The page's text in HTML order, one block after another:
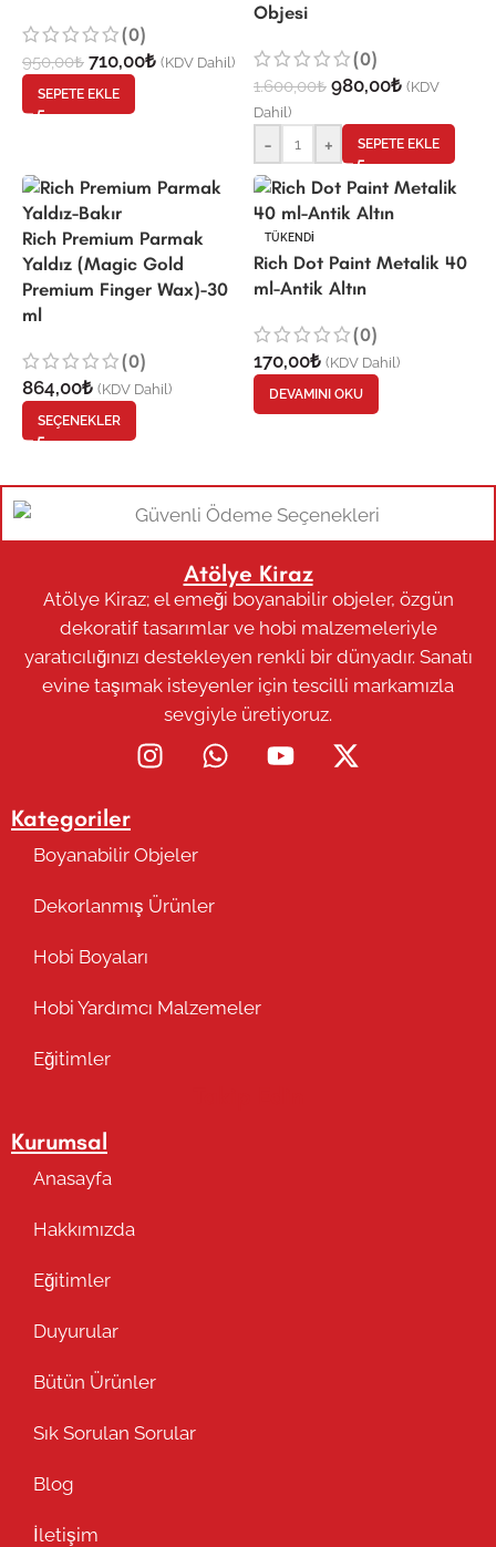
(0)
950,00₺ 710,00₺ (KDV Dahil)
SEPETE EKLE
Objesi
(0)
1.600,00₺ 980,00₺ (KDV
Dahil)
- + SEPETE EKLE
Rich Premium Parmak
Yaldız (Magic Gold
Premium Finger Wax)-30
ml
(0)
864,00₺ (KDV Dahil)
SEÇENEKLER
TÜKENDI
Rich Dot Paint Metalik 40
ml-Antik Altın
(0)
170,00₺ (KDV Dahil)
DEVAMINI OKU
Atölye Kiraz
Atölye Kiraz; el emeği boyanabilir objeler, özgün
dekoratif tasarımlar ve hobi malzemeleriyle
yaratıcılığınızı destekleyen renkli bir dünyadır. Sanatı
evine taşımak isteyenler için tescilli markamızla
sevgiyle üretiyoruz.
Kategoriler
Boyanabilir Objeler
Dekorlanmış Ürünler
Hobi Boyaları
Hobi Yardımcı Malzemeler
Eğitimler
Kurumsal
Anasayfa
Hakkımızda
Eğitimler
Duyurular
Bütün Ürünler
Sık Sorulan Sorular
Blog
İletişim